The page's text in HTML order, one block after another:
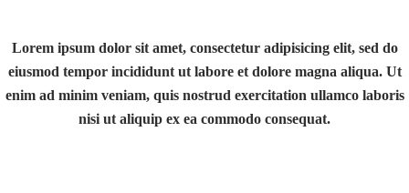
Lorem ipsum dolor sit amet, consectetur adipisicing elit, sed do
eiusmod tempor incididunt ut labore et dolore magna aliqua. Ut
enim ad minim veniam, quis nostrud exercitation ullamco laboris
nisi ut aliquip ex ea commodo consequat.